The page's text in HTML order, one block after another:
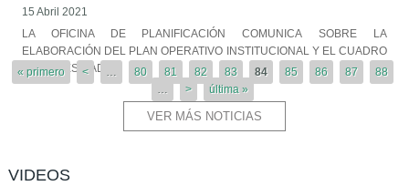
15 Abril 2021
LA OFICINA DE PLANIFICACIÓN COMUNICA SOBRE LA
ELABORACIÓN DEL PLAN OPERATIVO INSTITUCIONAL Y EL CUADRO
DE NECESIDADES.
« primero < … 80 81 82 83 84 85 86 87
88
…
> última »
VER MÁS NOTICIAS
VIDEOS